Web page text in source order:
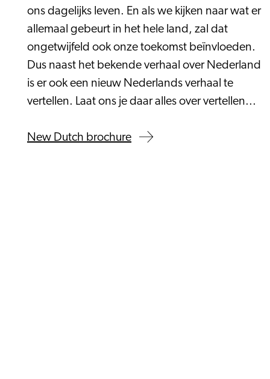
ons dagelijks leven. En als we kijken naar wat er
allemaal gebeurt in het hele land, zal dat
ongetwijfeld ook onze toekomst beïnvloeden.
Dus naast het bekende verhaal over Nederland
is er ook een nieuw Nederlands verhaal te
vertellen. Laat ons je daar alles over vertellen...
New Dutch brochure